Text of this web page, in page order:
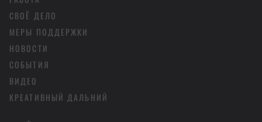
СВОЁ ДЕЛО
МЕРЫ ПОДДЕРЖКИ
НОВОСТИ
СОБЫТИЯ
ВИДЕО
КРЕАТИВНЫЙ ДАЛЬНИЙ